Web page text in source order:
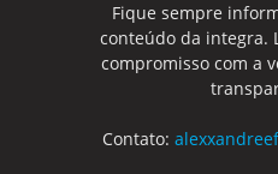
Fique sempre
conteúdo da integra.
compromisso com a
Contato: